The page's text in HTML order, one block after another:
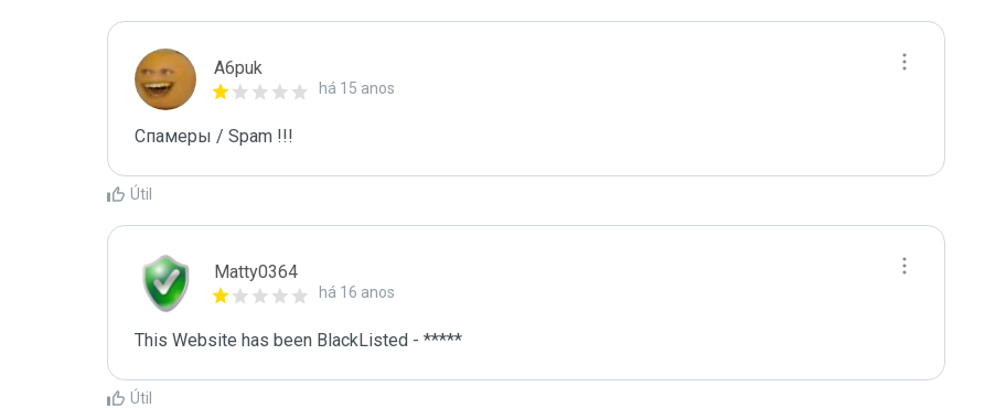
A6puk
há 15 anos
Спамеры / Spam !!!
Útil
Matty0364
há 16 anos
This Website has been BlackListed - *****
Útil